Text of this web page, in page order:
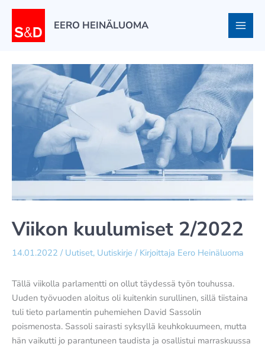
Siirry
EERO HEINÄLUOMA
Viikon kuulumiset 2/2022
14.01.2022 / Uutiset, Uutiskirje / Kirjoittaja Eero Heinäluoma
Tällä viikolla parlamentti on ollut täydessä työn touhussa.
Uuden työvuoden aloitus oli kuitenkin surullinen, sillä tiistaina
tuli tieto parlamentin puhemiehen David Sassolin
poismenosta. Sassoli sairasti syksyllä keuhkokuumeen, mutta
hän vaikutti jo parantuneen taudista ja osallistui marraskuussa